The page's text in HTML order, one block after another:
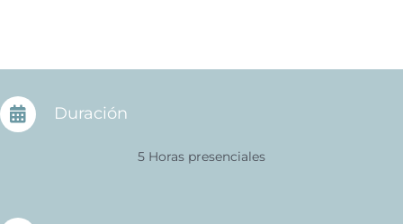
Duración
5 Horas presenciales